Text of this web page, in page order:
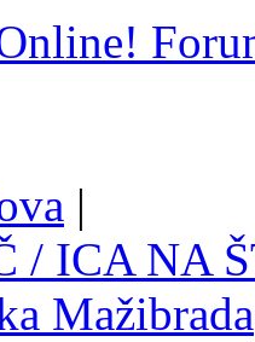
|
/ ICA NA
Mažibrada